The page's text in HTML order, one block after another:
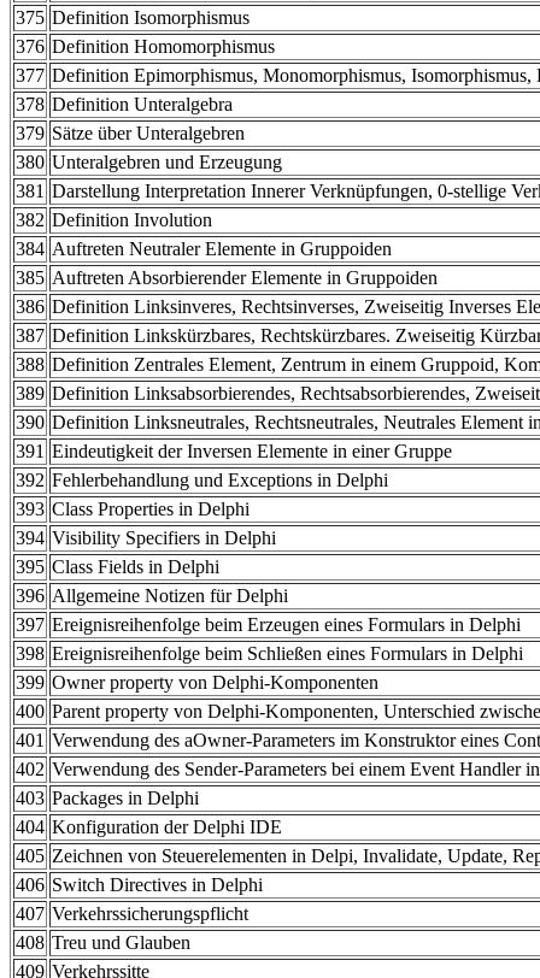
375 Definition Isomorphismus
376 Definition Homomorphismus
377 Definition Epimorphismus, Monomorphismus,
378 Definition Unteralgebra
379 Sätze über Unteralgebren
380 Unteralgebren und Erzeugung
381 Darstellung Interpretation Innerer Verknüpfungen, 0-stellige
382 Definition Involution
384 Auftreten Neutraler Elemente in Gruppoiden
385 Auftreten Absorbierender Elemente in Gruppoiden
386 Definition Linksinveres, Rechtsinverses, Zweiseitig Inverses
387 Definition Linkskürzbares, Rechtskürzbares. Zweiseitig
388 Definition Zentrales Element, Zentrum in einem Gruppoid,
389 Definition Linksabsorbierendes, Rechtsabsorbierendes,
390 Definition Linksneutrales, Rechtsneutrales, Neutrales Element
391 Eindeutigkeit der Inversen Elemente in einer Gruppe
392 Fehlerbehandlung und Exceptions in Delphi
393 Class Properties in Delphi
394 Visibility Specifiers in Delphi
395 Class Fields in Delphi
396 Allgemeine Notizen für Delphi
397 Ereignisreihenfolge beim Erzeugen eines Formulars in Delphi
398 Ereignisreihenfolge beim Schließen eines Formulars in Delphi
399 Owner property von Delphi-Komponenten
400 Parent property von Delphi-Komponenten, Unterschied
401 Verwendung des aOwner-Parameters im Konstruktor eines
402 Verwendung des Sender-Parameters bei einem Event Handler
403 Packages in Delphi
404 Konfiguration der Delphi IDE
405 Zeichnen von Steuerelementen in Delpi, Invalidate, Update,
406 Switch Directives in Delphi
407 Verkehrssicherungspflicht
408 Treu und Glauben
409 Verkehrssitte